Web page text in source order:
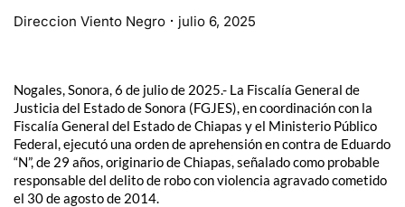
Direccion Viento Negro julio 6, 2025
Nogales, Sonora, 6 de julio de 2025.- La Fiscalía General de
Justicia del Estado de Sonora (FGJES), en coordinación con la
Fiscalía General del Estado de Chiapas y el Ministerio Público
Federal, ejecutó una orden de aprehensión en contra de Eduardo
“N”, de 29 años, originario de Chiapas, señalado como probable
responsable del delito de robo con violencia agravado cometido
el 30 de agosto de 2014.